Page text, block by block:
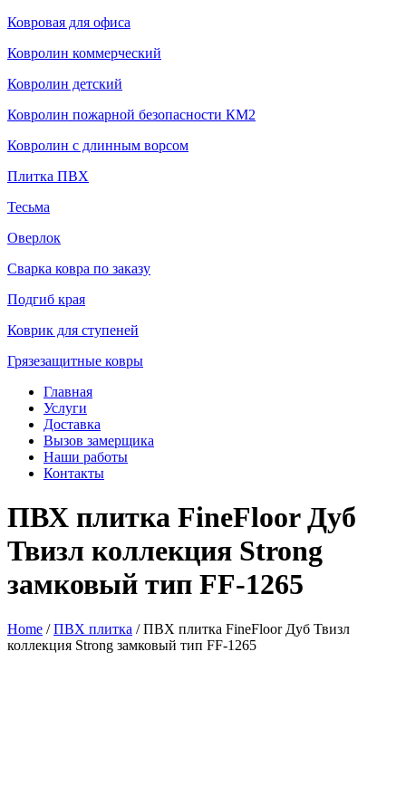
Ковровая для офиса
Ковролин коммерческий
Ковролин детский
Ковролин пожарной безопасности КМ2
Ковролин с длинным ворсом
Плитка ПВХ
Тесьма
Оверлок
Сварка ковра по заказу
Подгиб края
Коврик для ступеней
Грязезащитные ковры
Главная
Услуги
Доставка
Вызов замерщика
Наши работы
Контакты
ПВХ плитка FineFloor Дуб
Твизл коллекция Strong
замковый тип FF-1265
Home /ПВХ плитка / ПВХ плитка FineFloor Дуб Твизл
коллекция Strong замковый тип FF-1265